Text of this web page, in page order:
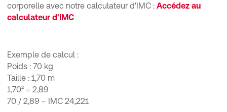
corporelle avec notre calculateur d'IMC : Accédez au
calculateur d'IMC
Exemple de calcul :
Poids : 70 kg
Taille : 1,70 m
1,70² = 2,89
70 / 2,89 ~ IMC 24,221